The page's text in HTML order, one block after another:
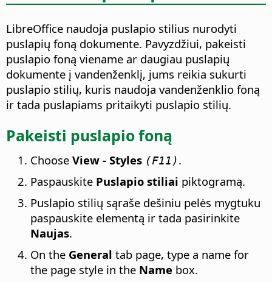
LibreOffice naudoja puslapio stilius nurodyti
puslapių foną dokumente. Pavyzdžiui, pakeisti
puslapio foną viename ar daugiau puslapių
dokumente į vandenženklį, jums reikia sukurti
puslapio stilių, kuris naudoja vandenženklio foną
ir tada puslapiams pritaikyti puslapio stilių.
Pakeisti puslapio foną
Choose View - Styles (F11).
Paspauskite Puslapio stiliai piktogramą.
Puslapio stilių sąraše dešiniu pelės mygtuku
paspauskite elementą ir tada pasirinkite
Naujas.
On the General tab page, type a name for
the page style in the Name box.